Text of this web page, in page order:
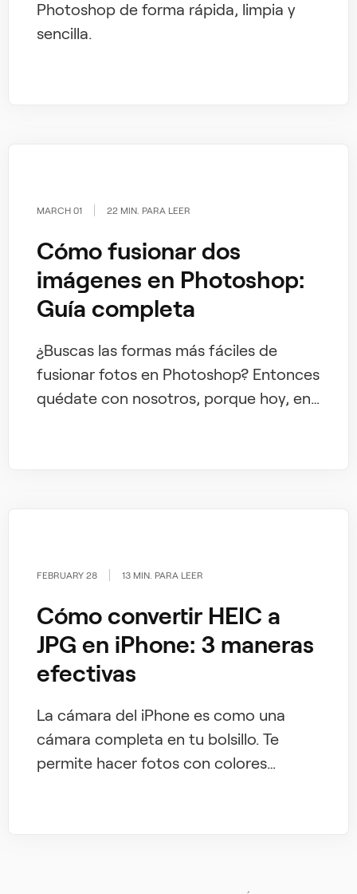
Photoshop de forma rápida, limpia y
sencilla.
MARCH 01 22 MIN. PARA LEER
Cómo fusionar dos
imágenes en Photoshop:
Guía completa
¿Buscas las formas más fáciles de
fusionar fotos en Photoshop? Entonces
quédate con nosotros, porque hoy, en
FEBRUARY 28 13 MIN. PARA LEER
Cómo convertir HEIC a
JPG en iPhone: 3 maneras
efectivas
La cámara del iPhone es como una
cámara completa en tu bolsillo. Te
permite hacer fotos con colores